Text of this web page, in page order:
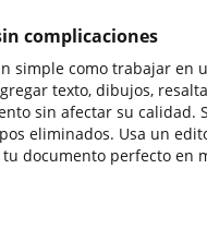
complicaciones
simple como trabajar en
texto, dibujos,
sin afectar su calidad.
eliminados. Usa un
documento perfecto en